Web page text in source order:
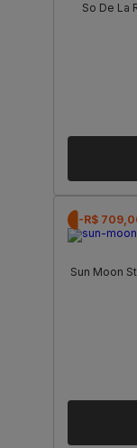
So De La
-R$
Sun Moon